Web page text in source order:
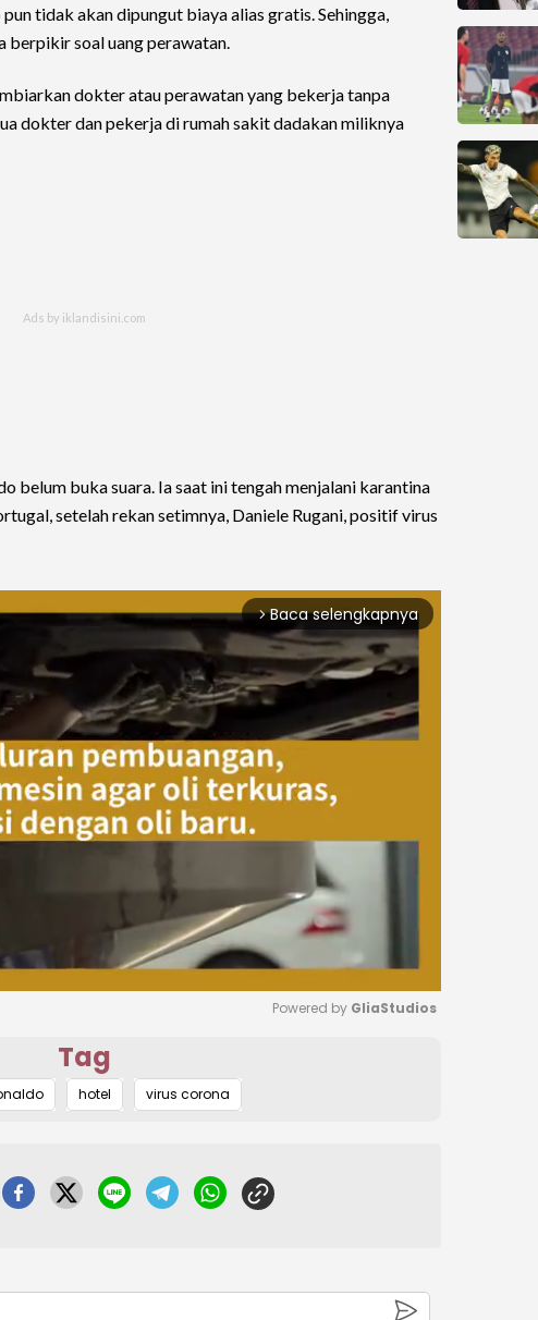
tidak akan dipungut biaya alias gratis. Sehingga,
berpikir soal uang perawatan.
dokter atau perawatan yang bekerja tanpa
dokter dan pekerja di rumah sakit dadakan miliknya
belum buka suara. Ia saat ini tengah menjalani karantina
setelah rekan setimnya, Daniele Rugani, positif virus
arrow_forward_ios Baca selengkapnya
Powered by GliaStudios
Tag
hotel virus corona